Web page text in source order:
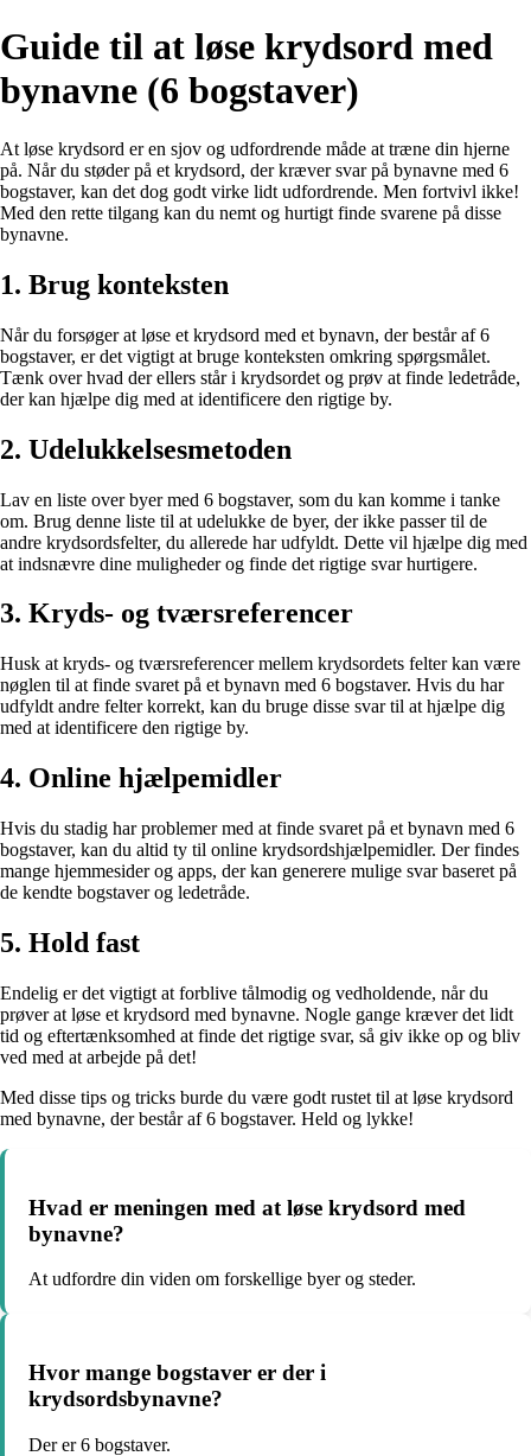
Guide til at løse krydsord med
bynavne (6 bogstaver)
At løse krydsord er en sjov og udfordrende måde at træne din hjerne
på. Når du støder på et krydsord, der kræver svar på bynavne med 6
bogstaver, kan det dog godt virke lidt udfordrende. Men fortvivl ikke!
Med den rette tilgang kan du nemt og hurtigt finde svarene på disse
bynavne.
1. Brug konteksten
Når du forsøger at løse et krydsord med et bynavn, der består af 6
bogstaver, er det vigtigt at bruge konteksten omkring spørgsmålet.
Tænk over hvad der ellers står i krydsordet og prøv at finde ledetråde,
der kan hjælpe dig med at identificere den rigtige by.
2. Udelukkelsesmetoden
Lav en liste over byer med 6 bogstaver, som du kan komme i tanke
om. Brug denne liste til at udelukke de byer, der ikke passer til de
andre krydsordsfelter, du allerede har udfyldt. Dette vil hjælpe dig med
at indsnævre dine muligheder og finde det rigtige svar hurtigere.
3. Kryds- og tværsreferencer
Husk at kryds- og tværsreferencer mellem krydsordets felter kan være
nøglen til at finde svaret på et bynavn med 6 bogstaver. Hvis du har
udfyldt andre felter korrekt, kan du bruge disse svar til at hjælpe dig
med at identificere den rigtige by.
4. Online hjælpemidler
Hvis du stadig har problemer med at finde svaret på et bynavn med 6
bogstaver, kan du altid ty til online krydsordshjælpemidler. Der findes
mange hjemmesider og apps, der kan generere mulige svar baseret på
de kendte bogstaver og ledetråde.
5. Hold fast
Endelig er det vigtigt at forblive tålmodig og vedholdende, når du
prøver at løse et krydsord med bynavne. Nogle gange kræver det lidt
tid og eftertænksomhed at finde det rigtige svar, så giv ikke op og bliv
ved med at arbejde på det!
Med disse tips og tricks burde du være godt rustet til at løse krydsord
med bynavne, der består af 6 bogstaver. Held og lykke!
Hvad er meningen med at løse krydsord med
bynavne?
At udfordre din viden om forskellige byer og steder.
Hvor mange bogstaver er der i
krydsordsbynavne?
Der er 6 bogstaver.